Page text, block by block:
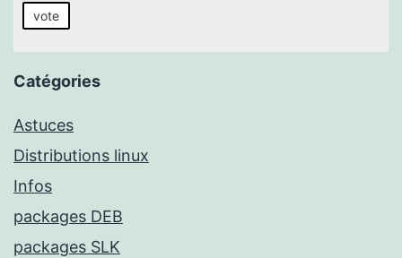
vote
Catégories
Astuces
Distributions linux
Infos
packages DEB
packages SLK